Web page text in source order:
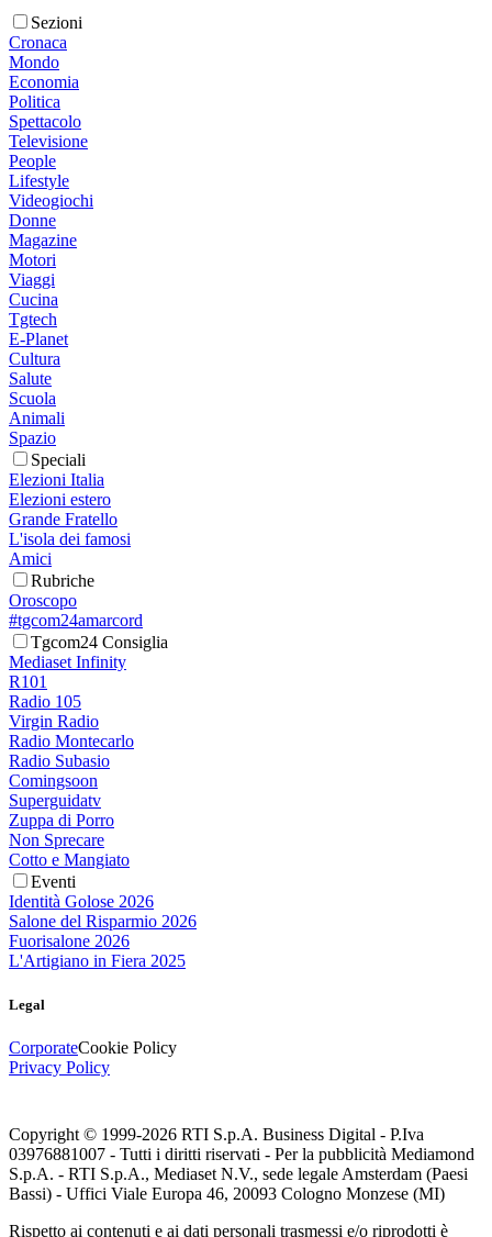
Sezioni
Cronaca
Mondo
Economia
Politica
Spettacolo
Televisione
People
Lifestyle
Videogiochi
Donne
Magazine
Motori
Viaggi
Cucina
Tgtech
E-Planet
Cultura
Salute
Scuola
Animali
Spazio
Speciali
Elezioni Italia
Elezioni estero
Grande Fratello
L'isola dei famosi
Amici
Rubriche
Oroscopo
#tgcom24amarcord
Tgcom24 Consiglia
Mediaset Infinity
R101
Radio 105
Virgin Radio
Radio Montecarlo
Radio Subasio
Comingsoon
Superguidatv
Zuppa di Porro
Non Sprecare
Cotto e Mangiato
Eventi
Identità Golose 2026
Salone del Risparmio 2026
Fuorisalone 2026
L'Artigiano in Fiera 2025
Legal
CorporateCookie Policy
Privacy Policy
Copyright © 1999-2026 RTI S.p.A. Business Digital - P.Iva
03976881007 - Tutti i diritti riservati - Per la pubblicità Mediamond
S.p.A. - RTI S.p.A., Mediaset N.V., sede legale Amsterdam (Paesi
Bassi) - Uffici Viale Europa 46, 20093 Cologno Monzese (MI)
Rispetto ai contenuti e ai dati personali trasmessi e/o riprodotti è